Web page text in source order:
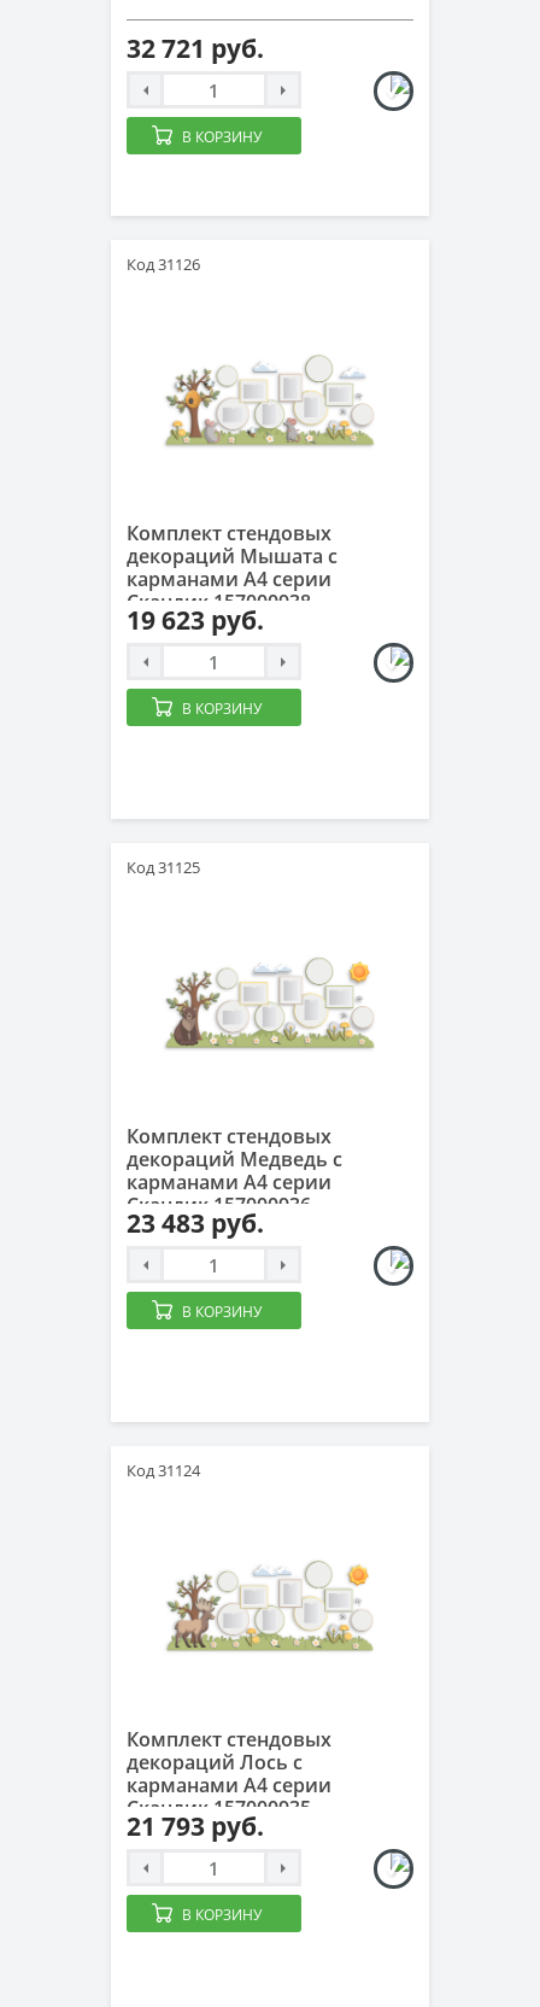
32 721 руб.
В КОРЗИНУ
Код 31126
Комплект стендовых
декораций Мышата с
карманами А4 серии
Скандик 157000938
19 623 руб.
В КОРЗИНУ
Код 31125
Комплект стендовых
декораций Медведь с
карманами А4 серии
Скандик 157000936
23 483 руб.
В КОРЗИНУ
Код 31124
Комплект стендовых
декораций Лось с
карманами А4 серии
Скандик 157000935
21 793 руб.
В КОРЗИНУ